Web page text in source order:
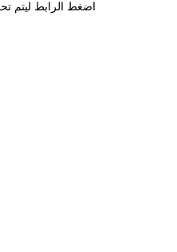
اضغط الرابط ليتم